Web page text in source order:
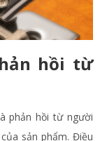
hồi từ
phản hồi từ người
sản phẩm. Điều